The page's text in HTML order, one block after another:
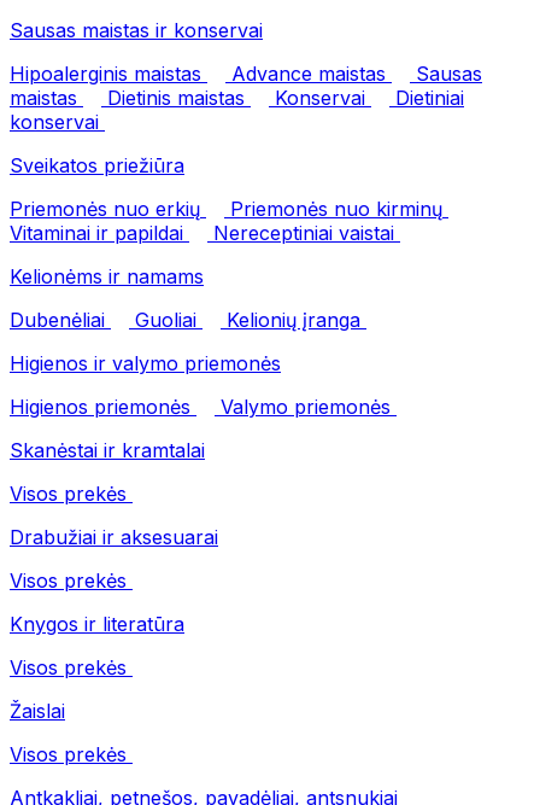
Sausas maistas ir konservai
Hipoalerginis maistas
Advance maistas
Sausas
maistas
Dietinis maistas Konservai
Dietiniai
konservai
Sveikatos priežiūra
Priemonės nuo erkių
Priemonės nuo kirminų
Vitaminai ir papildai
Nereceptiniai vaistai
Kelionėms ir namams
Dubenėliai
Guoliai
Kelionių įranga
Higienos ir valymo priemonės
Higienos priemonės
Valymo priemonės
Skanėstai ir kramtalai
Visos prekės
Drabužiai ir aksesuarai
Visos prekės
Knygos ir literatūra
Visos prekės
Žaislai
Visos prekės
Antkakliai, petnešos, pavadėliai, antsnukiai